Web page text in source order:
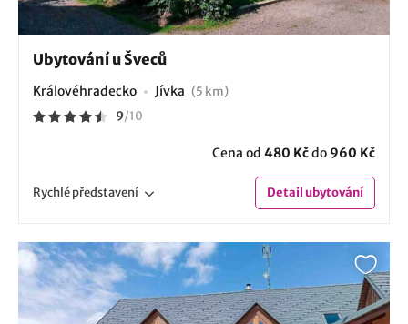
Ubytování u Šveců
Královéhradecko Jívka (5 km)
9/10
Cena od 480 Kčdo 960 Kč
Rychlépředstavení Detailubytování